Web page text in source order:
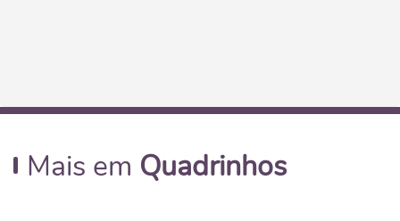
Mais em Quadrinhos